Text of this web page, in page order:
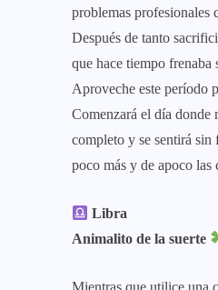
problemas profesionales
Después de tanto
que hace tiempo
Aproveche este período
Comenzará el día
completo y se sentirá sin
poco más y de apoco las
Libra
Animalito de la suerte